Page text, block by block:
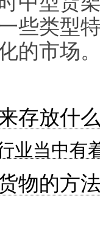
些类型
的市场
存放什
业当中有
物的方